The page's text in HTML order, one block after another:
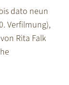
dato neun
Verfilmung),
Rita Falk